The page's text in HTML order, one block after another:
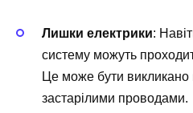
Лишки електрики:
систему можуть
Це може бути викликано
застарілими проводами.